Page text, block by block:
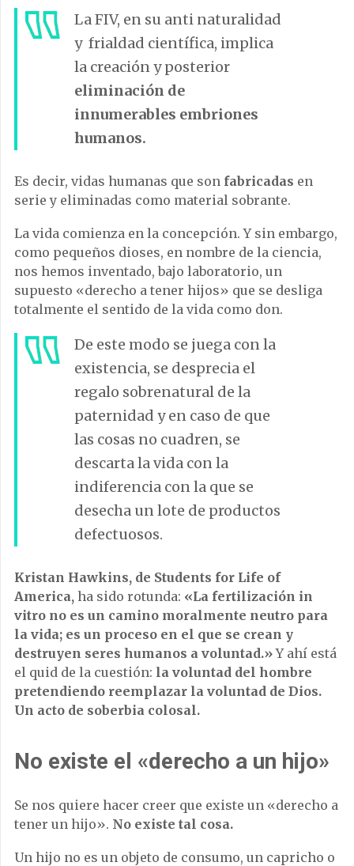
La FIV, en su anti naturalidad
y frialdad científica, implica
la creación y posterior
eliminación de
innumerables embriones
humanos.
Es decir, vidas humanas que son fabricadas en
serie y eliminadas como material sobrante.
La vida comienza en la concepción. Y sin embargo,
como pequeños dioses, en nombre de la ciencia,
nos hemos inventado, bajo laboratorio, un
supuesto «derecho a tener hijos» que se desliga
totalmente el sentido de la vida como don.
De este modo se juega con la
existencia, se desprecia el
regalo sobrenatural de la
paternidad y en caso de que
las cosas no cuadren, se
descarta la vida con la
indiferencia con la que se
desecha un lote de productos
defectuosos.
Kristan Hawkins, de Students for Life of
America, ha sido rotunda: «La fertilización in
vitro no es un camino moralmente neutro para
la vida; es un proceso en el que se crean y
destruyen seres humanos a voluntad.»Y ahí está
el quid de la cuestión: la voluntad del hombre
pretendiendo reemplazar la voluntad de Dios.
Un acto de soberbia colosal.
No existe el «derecho a un hijo»
Se nos quiere hacer creer que existe un «derecho a
tener un hijo». No existe tal cosa.
Un hijo no es un objeto de consumo, un capricho o